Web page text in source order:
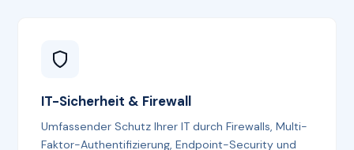
IT-Sicherheit & Firewall
Umfassender Schutz Ihrer IT durch Firewalls, Multi-
Faktor-Authentifizierung, Endpoint-Security und